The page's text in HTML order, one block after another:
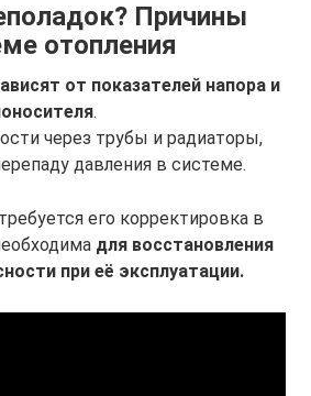
Причины
отопления
от показателей напора и
.
через трубы и радиаторы,
давления в системе.
его корректировка в
для восстановления
при её эксплуатации.